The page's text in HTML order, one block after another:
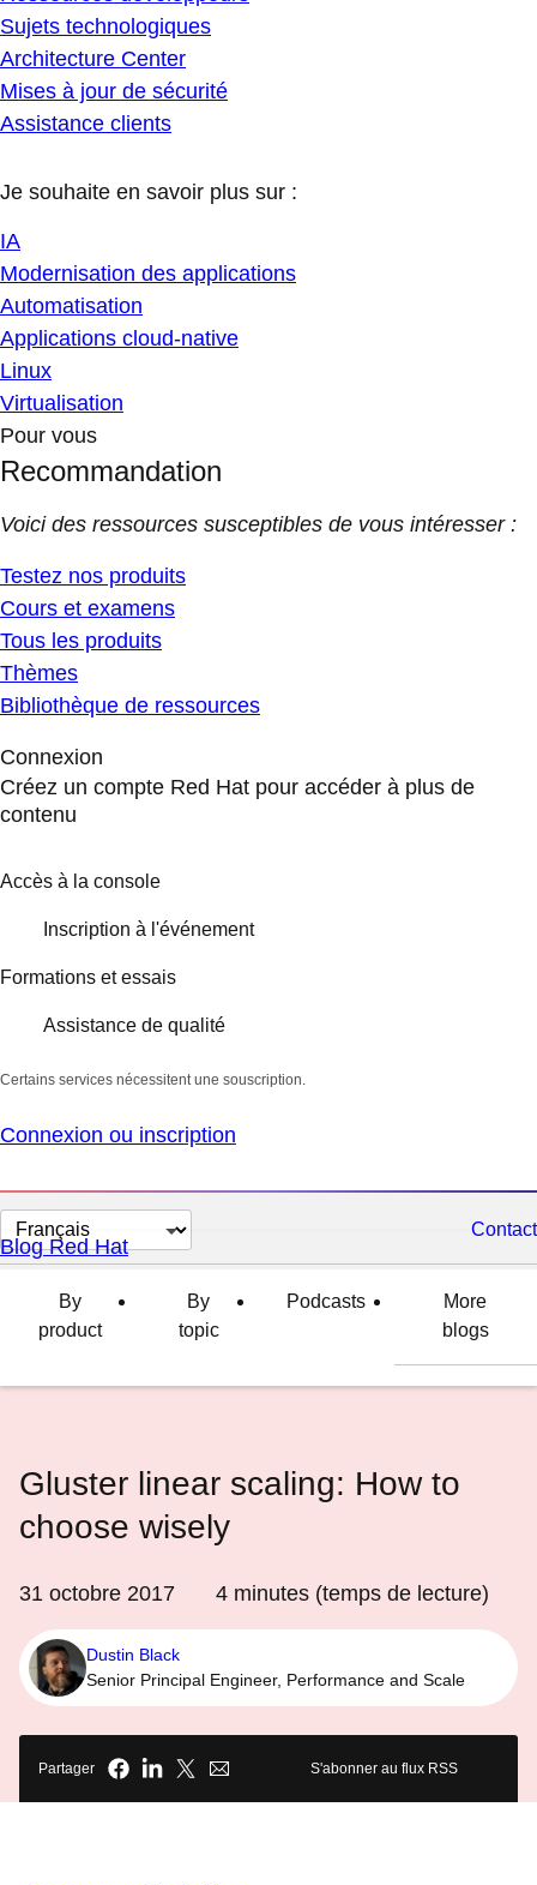
Sujets technologiques
Architecture Center
Mises à jour de sécurité
Assistance clients
Je souhaite en savoir plus sur :
IA
Modernisation des applications
Automatisation
Applications cloud-native
Linux
Virtualisation
Pour vous
Recommandation
Voici des ressources susceptibles de vous intéresser :
Testez nos produits
Cours et examens
Tous les produits
Thèmes
Bibliothèque de ressources
Connexion
Créez un compte Red Hat pour accéder à plus de
contenu
Accès à la console
Inscription à l'événement
Formations et essais
Assistance de qualité
Certains services nécessitent une souscription.
Connexion ou inscription
Changer
la
langue
Contact
Blog Red Hat
By
product
By
topic
Podcasts
More
blogs
Gluster linear scaling: How to
choose wisely
31 octobre 2017 4 minutes (temps de lecture)
Dustin Black
Senior Principal Engineer, Performance and Scale
Partager S'abonner au flux RSS